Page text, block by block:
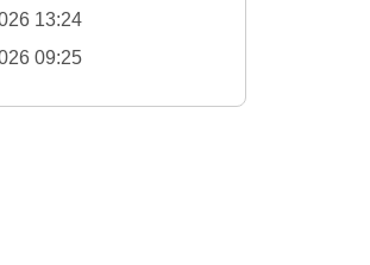
13:24
09:25